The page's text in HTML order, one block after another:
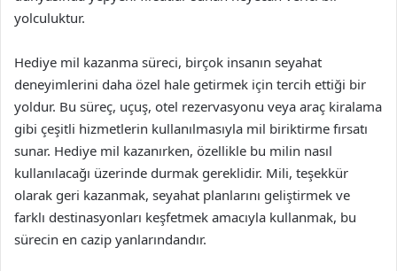
yolculuktur.
Hediye mil kazanma süreci, birçok insanın seyahat
deneyimlerini daha özel hale getirmek için tercih ettiği bir
yoldur. Bu süreç, uçuş, otel rezervasyonu veya araç kiralama
gibi çeşitli hizmetlerin kullanılmasıyla mil biriktirme fırsatı
sunar. Hediye mil kazanırken, özellikle bu milin nasıl
kullanılacağı üzerinde durmak gereklidir. Mili, teşekkür
olarak geri kazanmak, seyahat planlarını geliştirmek ve
farklı destinasyonları keşfetmek amacıyla kullanmak, bu
sürecin en cazip yanlarındandır.